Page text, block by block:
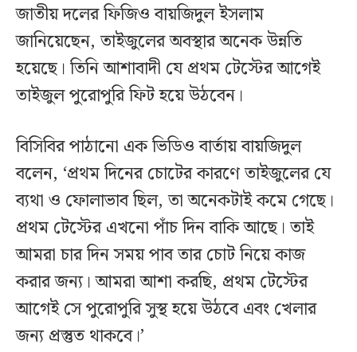
জাতীয় দলের ফিজিও বায়জিদুল ইসলাম
জানিয়েছেন, তাইজুলের অবস্থার অনেক উন্নতি
হয়েছে। তিনি আশাবাদী যে প্রথম টেস্টের আগেই
তাইজুল পুরোপুরি ফিট হয়ে উঠবেন।
বিসিবির পাঠানো এক ভিডিও বার্তায় বায়জিদুল
বলেন, ‘প্রথম দিনের চোটের কারণে তাইজুলের যে
ব্যথা ও ফোলাভাব ছিল, তা অনেকটাই কমে গেছে।
প্রথম টেস্টের এখনো পাঁচ দিন বাকি আছে। তাই
আমরা চার দিন সময় পাব তার চোট নিয়ে কাজ
করার জন্য। আমরা আশা করছি, প্রথম টেস্টের
আগেই সে পুরোপুরি সুস্থ হয়ে উঠবে এবং খেলার
জন্য প্রস্তুত থাকবে।’